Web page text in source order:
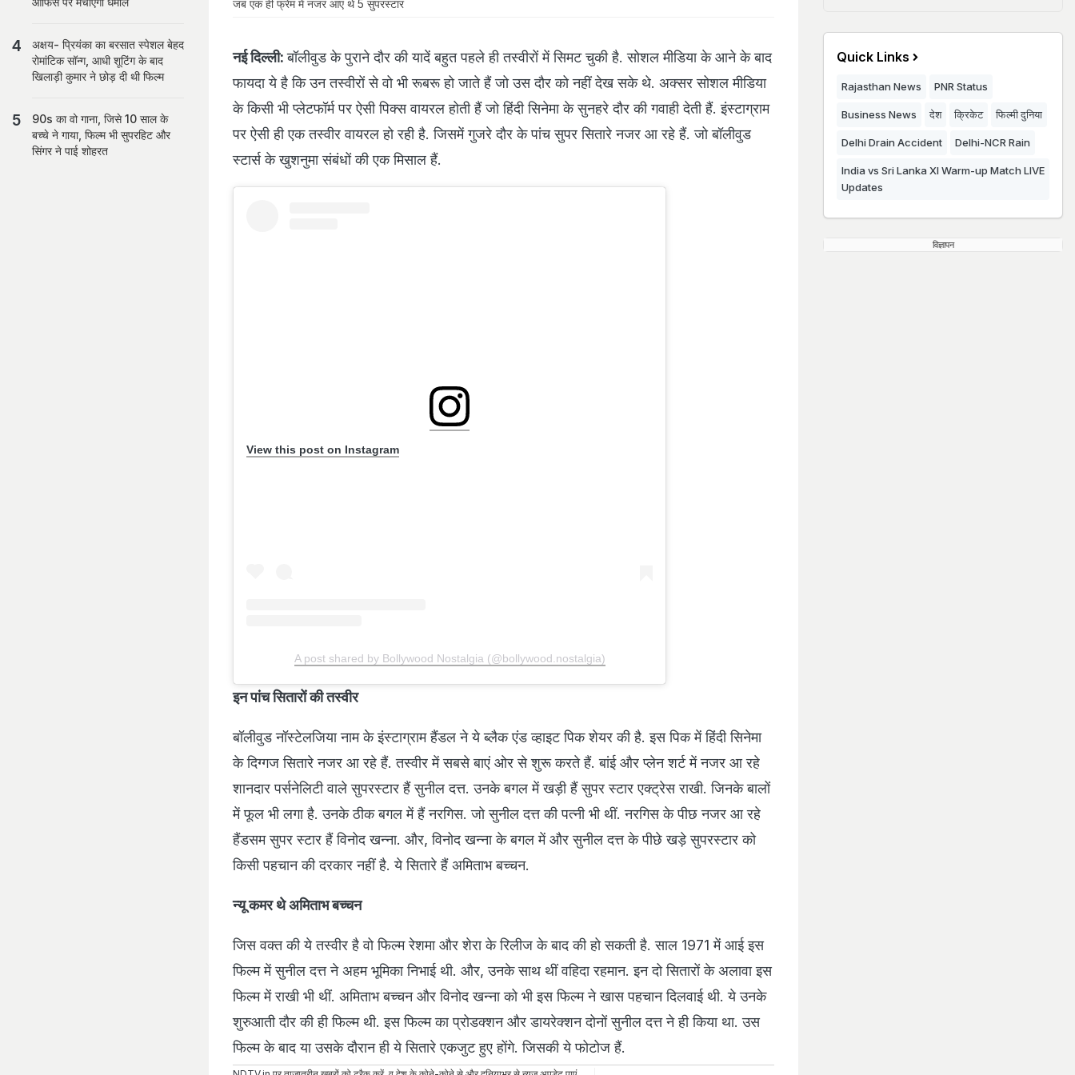
जब एक ही फ्रेम में नजर आए थे 5 सुपरस्टार
नई दिल्ली: बॉलीवुड के पुराने दौर की यादें बहुत पहले ही तस्वीरों में सिमट चुकी है. सोशल मीडिया के आने के बाद
फायदा ये है कि उन तस्वीरों से वो भी रूबरू हो जाते हैं जो उस दौर को नहीं देख सके थे. अक्सर सोशल मीडिया
के किसी भी प्लेटफॉर्म पर ऐसी पिक्स वायरल होती हैं जो हिंदी सिनेमा के सुनहरे दौर की गवाही देती हैं. इंस्टाग्राम
पर ऐसी ही एक तस्वीर वायरल हो रही है. जिसमें गुजरे दौर के पांच सुपर सितारे नजर आ रहे हैं. जो बॉलीवुड
स्टार्स के खुशनुमा संबंधों की एक मिसाल हैं.
View this post on Instagram
A post shared by Bollywood Nostalgia (@bollywood.nostalgia)
इन पांच सितारों की तस्वीर
बॉलीवुड नॉस्टेलजिया नाम के इंस्टाग्राम हैंडल ने ये ब्लैक एंड व्हाइट पिक शेयर की है. इस पिक में हिंदी सिनेमा
के दिग्गज सितारे नजर आ रहे हैं. तस्वीर में सबसे बाएं ओर से शुरू करते हैं. बांई और प्लेन शर्ट में नजर आ रहे
शानदार पर्सनेलिटी वाले सुपरस्टार हैं सुनील दत्त. उनके बगल में खड़ी हैं सुपर स्टार एक्ट्रेस राखी. जिनके बालों
में फूल भी लगा है. उनके ठीक बगल में हैं नरगिस. जो सुनील दत्त की पत्नी भी थीं. नरगिस के पीछ नजर आ रहे
हैंडसम सुपर स्टार हैं विनोद खन्ना. और, विनोद खन्ना के बगल में और सुनील दत्त के पीछे खड़े सुपरस्टार को
किसी पहचान की दरकार नहीं है. ये सितारे हैं अमिताभ बच्चन.
न्यू कमर थे अमिताभ बच्चन
जिस वक्त की ये तस्वीर है वो फिल्म रेशमा और शेरा के रिलीज के बाद की हो सकती है. साल 1971 में आई इस
फिल्म में सुनील दत्त ने अहम भूमिका निभाई थी. और, उनके साथ थीं वहिदा रहमान. इन दो सितारों के अलावा इस
फिल्म में राखी भी थीं. अमिताभ बच्चन और विनोद खन्ना को भी इस फिल्म ने खास पहचान दिलवाई थी. ये उनके
शुरुआती दौर की ही फिल्म थी. इस फिल्म का प्रोडक्शन और डायरेक्शन दोनों सुनील दत्त ने ही किया था. उस
फिल्म के बाद या उसके दौरान ही ये सितारे एकजुट हुए होंगे. जिसकी ये फोटोज हैं.
अक्षय- प्रियंका का बरसात स्पेशल बेहद
रोमांटिक सॉन्ग, आधी शूटिंग के बाद
खिलाड़ी कुमार ने छोड़ दी थी फिल्म
90s का वो गाना, जिसे 10 साल के
बच्चे ने गाया, फिल्म भी सुपरहिट और
सिंगर ने पाई शोहरत
Quick Links
Rajasthan News PNR Status
Business News देश क्रिकेट फिल्मी दुनिया
Delhi Drain Accident Delhi-NCR Rain
India vs Sri Lanka XI Warm-up Match LIVE
Updates
विज्ञापन